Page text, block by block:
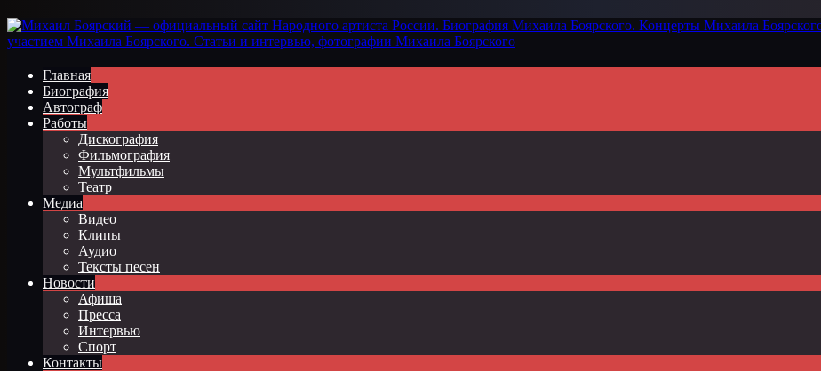
Главная
Биография
Автограф
Работы
Дискография
Фильмография
Мультфильмы
Театр
Медиа
Видео
Клипы
Аудио
Тексты песен
Новости
Афиша
Пресса
Интервью
Спорт
Контакты